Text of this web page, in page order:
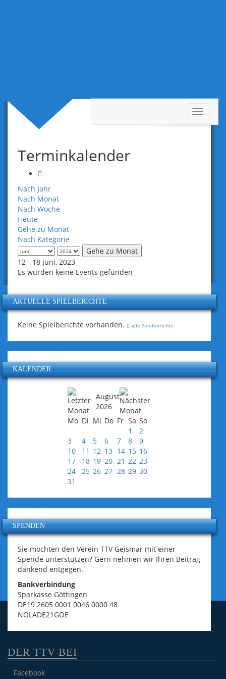
Toggle
Terminkalender
Nach Jahr
Nach Monat
Nach Woche
Heute
Gehe zu Monat
Nach Kategorie
Gehe zu Monat
12 - 18 Juni, 2023
Es wurden keine Events gefunden
AKTUELLE SPIELBERICHTE
Keine Spielberichte vorhanden. alle Spielberichte
KALENDER
August
2026
Mo Di Mi Do Fr Sa So
1
2
3
4 5 6 7 8
9
10
11 12 13 14 15 16
17
18 19 20 21 22 23
24
25 26 27 28 29 30
31
SPENDEN
Sie möchten den Verein TTV Geismar mit einer
Spende unterstützen? Gern nehmen wir Ihren Beitrag
dankend entgegen.
Bankverbindung
Sparkasse Göttingen
DE19 2605 0001 0046 0000 48
NOLADE21GOE
DER TTV BEI
Facebook